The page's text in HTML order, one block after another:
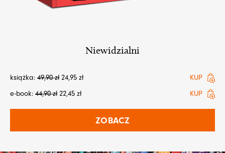
Niewidzialni
książka: 49,90zł 24,95 zł
KUP
e-book: 44,90zł 22,45 zł KUP
ZOBACZ